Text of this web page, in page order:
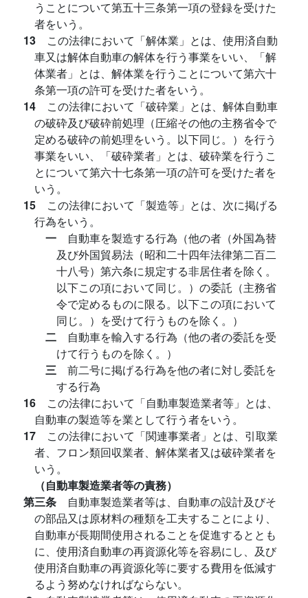
うことについて第五十三条第一項の登録を受けた
者をいう。
13 この法律において「解体業」とは、使用済自動
車又は解体自動車の解体を行う事業をいい、「解
体業者」とは、解体業を行うことについて第六十
条第一項の許可を受けた者をいう。
14 この法律において「破砕業」とは、解体自動車
の破砕及び破砕前処理（圧縮その他の主務省令で
定める破砕の前処理をいう。以下同じ。）を行う
事業をいい、「破砕業者」とは、破砕業を行うこ
とについて第六十七条第一項の許可を受けた者を
いう。
15 この法律において「製造等」とは、次に掲げる
行為をいう。
一 自動車を製造する行為（他の者（外国為替
及び外国貿易法（昭和二十四年法律第二百二
十八号）第六条に規定する非居住者を除く。
以下この項において同じ。）の委託（主務省
令で定めるものに限る。以下この項において
同じ。）を受けて行うものを除く。）
二 自動車を輸入する行為（他の者の委託を受
けて行うものを除く。）
三 前二号に掲げる行為を他の者に対し委託を
する行為
16 この法律において「自動車製造業者等」とは、
自動車の製造等を業として行う者をいう。
17 この法律において「関連事業者」とは、引取業
者、フロン類回収業者、解体業者又は破砕業者を
いう。
（自動車製造業者等の責務）
第三条 自動車製造業者等は、自動車の設計及びそ
の部品又は原材料の種類を工夫することにより、
自動車が長期間使用されることを促進するととも
に、使用済自動車の再資源化等を容易にし、及び
使用済自動車の再資源化等に要する費用を低減す
るよう努めなければならない。